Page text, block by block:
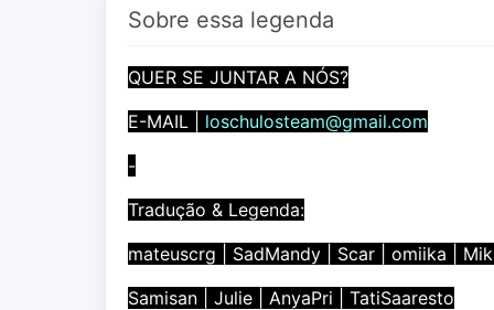
Sobre essa legenda
QUER SE JUNTAR A NÓS?
E-MAIL |
loschulosteam@gmail.com
-
Tradução & Legenda:
mateuscrg | SadMandy | Scar | omiika |
Samisan | Julie | AnyaPri | TatiSaaresto